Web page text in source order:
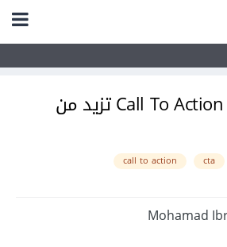
كيف تصمم أزرار Call To Action تزيد من
cta
call to action